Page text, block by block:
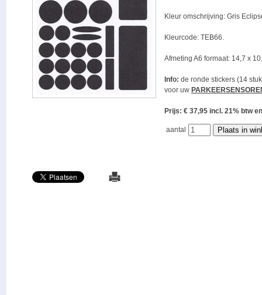
Kleur omschrijving: Gris
Kleurcode: TEB66.
Afmeting A6 formaat: 14,7 x
Info: de ronde stickers (14
voor uw
Prijs: € 37,95 incl. 21% btw
aantal